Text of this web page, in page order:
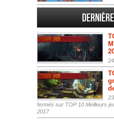
fermés sur TOP 10 Meilleurs
2017